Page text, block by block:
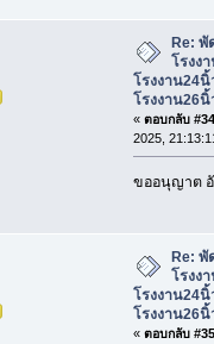
Re:
โรงง
โรงงาน24
โรงงาน26
« ตอบกลับ
2025,
ขออนุญาต
Re:
โรงง
โรงงาน24
โรงงาน26
« ตอบกลับ